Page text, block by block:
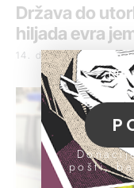
Država do
hiljada evra
14. decembar 2018.
pošti,